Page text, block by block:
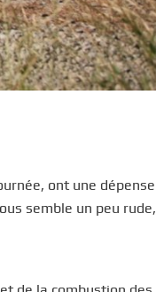
ont une dépense
semble un peu rude,